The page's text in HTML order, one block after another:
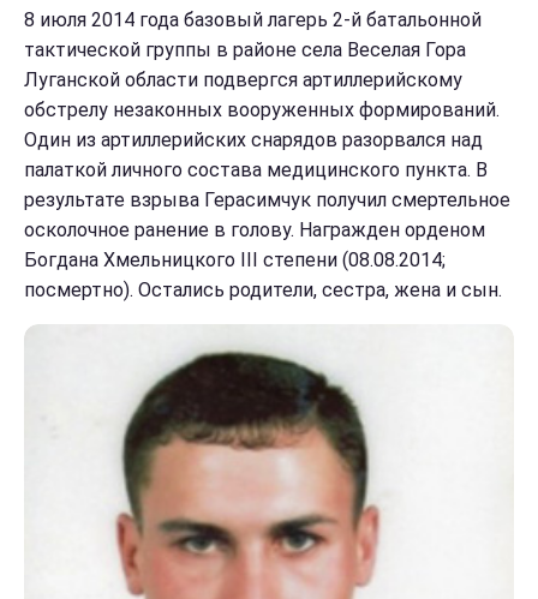
8 июля 2014 года базовый лагерь 2-й батальонной
тактической группы в районе села Веселая Гора
Луганской области подвергся артиллерийскому
обстрелу незаконных вооруженных формирований.
Один из артиллерийских снарядов разорвался над
палаткой личного состава медицинского пункта. В
результате взрыва Герасимчук получил смертельное
осколочное ранение в голову. Награжден орденом
Богдана Хмельницкого III степени (08.08.2014;
посмертно). Остались родители, сестра, жена и сын.